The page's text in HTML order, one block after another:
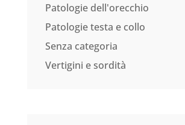
Patologie dell'orecchio
Patologie testa e collo
Senza categoria
Vertigini e sordità